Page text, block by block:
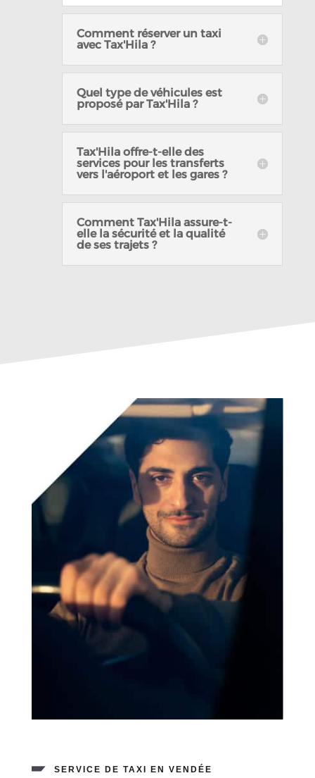
Comment réserver un taxi
avec Tax'Hila ?
Quel type de véhicules est
proposé par Tax'Hila ?
Tax'Hila offre-t-elle des
services pour les transferts
vers l'aéroport et les gares ?
Comment Tax'Hila assure-t-
elle la sécurité et la qualité
de ses trajets ?
SERVICE DE TAXI EN VENDÉE